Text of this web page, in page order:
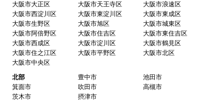
大阪市大正区
大阪市天王寺区
大阪市浪速区
大阪市西淀川区
大阪市東淀川区
大阪市東成区
大阪市生野区
大阪市旭区
大阪市城東区
大阪市阿倍野区
大阪市住吉区
大阪市東住吉区
大阪市西成区
大阪市淀川区
大阪市鶴見区
大阪市住之江区
大阪市平野区
大阪市北区
大阪市中央区
北部
豊中市
池田市
箕面市
吹田市
高槻市
茨木市
摂津市